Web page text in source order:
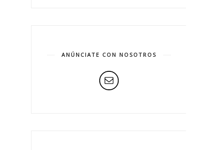
ANÚNCIATE CON NOSOTROS